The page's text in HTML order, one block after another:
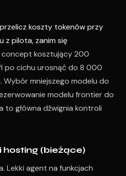
przelicz koszty tokenów przy
z pilota, zanim się
kosztujący 200
po cichu urosnąć do 8 000
Wybór mniejszego modelu do
modelu frontier do
to główna dźwignia kontroli
hosting (bieżące)
Lekki agent na funkcjach